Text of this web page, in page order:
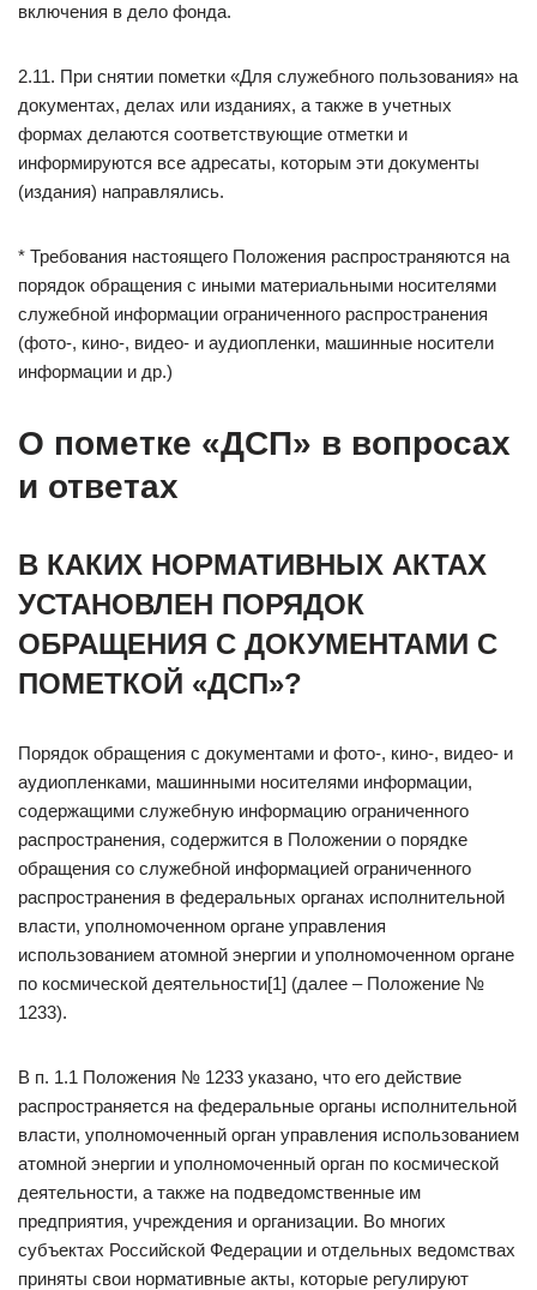
включения в дело фонда.
2.11. При снятии пометки «Для служебного пользования» на
документах, делах или изданиях, а также в учетных
формах делаются соответствующие отметки и
информируются все адресаты, которым эти документы
(издания) направлялись.
* Требования настоящего Положения распространяются на
порядок обращения с иными материальными носителями
служебной информации ограниченного распространения
(фото-, кино-, видео- и аудиопленки, машинные носители
информации и др.)
О пометке «ДСП» в вопросах
и ответах
В КАКИХ НОРМАТИВНЫХ АКТАХ
УСТАНОВЛЕН ПОРЯДОК
ОБРАЩЕНИЯ С ДОКУМЕНТАМИ С
ПОМЕТКОЙ «ДСП»?
Порядок обращения с документами и фото-, кино-, видео- и
аудиопленками, машинными носителями информации,
содержащими служебную информацию ограниченного
распространения, содержится в Положении о порядке
обращения со служебной информацией ограниченного
распространения в федеральных органах исполнительной
власти, уполномоченном органе управления
использованием атомной энергии и уполномоченном органе
по космической деятельности[1] (далее – Положение №
1233).
В п. 1.1 Положения № 1233 указано, что его действие
распространяется на федеральные органы исполнительной
власти, уполномоченный орган управления использованием
атомной энергии и уполномоченный орган по космической
деятельности, а также на подведомственные им
предприятия, учреждения и организации. Во многих
субъектах Российской Федерации и отдельных ведомствах
приняты свои нормативные акты, которые регулируют